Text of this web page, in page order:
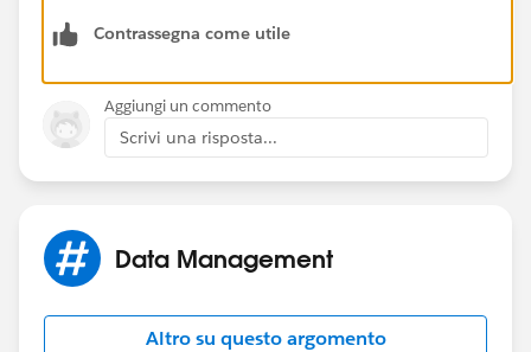
id=000005203&language=en_US
Contrassegna come utile
Aggiungi un commento
Scrivi una risposta...
Data Management
Altro su questo argomento